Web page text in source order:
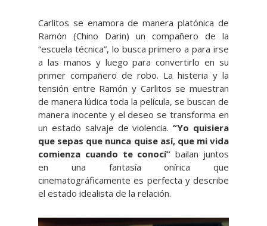
Carlitos se enamora de manera platónica de
Ramón (Chino Darin) un compañero de la
“escuela técnica”, lo busca primero a para irse
a las manos y luego para convertirlo en su
primer compañero de robo. La histeria y la
tensión entre Ramón y Carlitos se muestran
de manera lúdica toda la película, se buscan de
manera inocente y el deseo se transforma en
un estado salvaje de violencia. “Yo quisiera
que sepas que nunca quise así, que mi vida
comienza cuando te conocí” bailan juntos
en una fantasía onírica que
cinematográficamente es perfecta y describe
el estado idealista de la relación.